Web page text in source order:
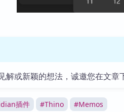
解或新颖的想法，诚邀您在文章
插件 #Thino #Memos